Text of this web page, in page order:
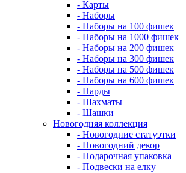
- Карты
- Наборы
- Наборы на 100 фишек
- Наборы на 1000 фишек
- Наборы на 200 фишек
- Наборы на 300 фишек
- Наборы на 500 фишек
- Наборы на 600 фишек
- Нарды
- Шахматы
- Шашки
Новогодняя коллекция
- Новогодние статуэтки
- Новогодний декор
- Подарочная упаковка
- Подвески на елку